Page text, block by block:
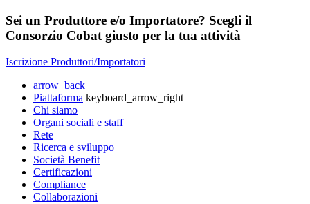
Sei un Produttore e/o Importatore? Scegli il
Consorzio Cobat giusto per la tua attività
Iscrizione Produttori/Importatori
arrow_back
Piattaforma keyboard_arrow_right
Chi siamo
Organi sociali e staff
Rete
Ricerca e sviluppo
Società Benefit
Certificazioni
Compliance
Collaborazioni